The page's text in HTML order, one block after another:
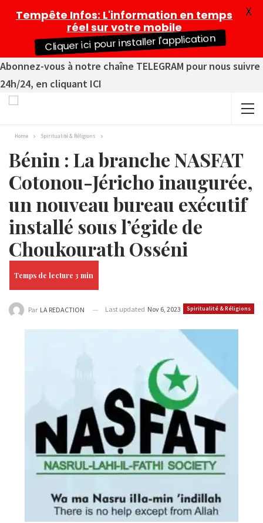
Abonnez-vous à notre chaîne TELEGRAM pour nous suivre
24h/24, en cliquant ICI
Home Spiritualité & Réligions
Bénin : La branche NASFAT
Cotonou-Jéricho inaugurée,
un nouveau bureau exécutif
installé sous l’égide de
Choukourath Osséni
Spiritualité & Réligions
Par LA REDACTION Last updated Nov 6, 2023
Tempête Infos: L'information en temps
réel sur votre mobile
Cliquer ici pour installer l'application
X